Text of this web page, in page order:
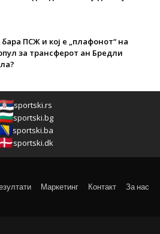
бара ПСЖ и кој е „плафонот“ на
за трансферот ан Бредли
sportski.rs
sportski.bg
sportski.ba
sportski.dk
Маркетинг Контакт За нас